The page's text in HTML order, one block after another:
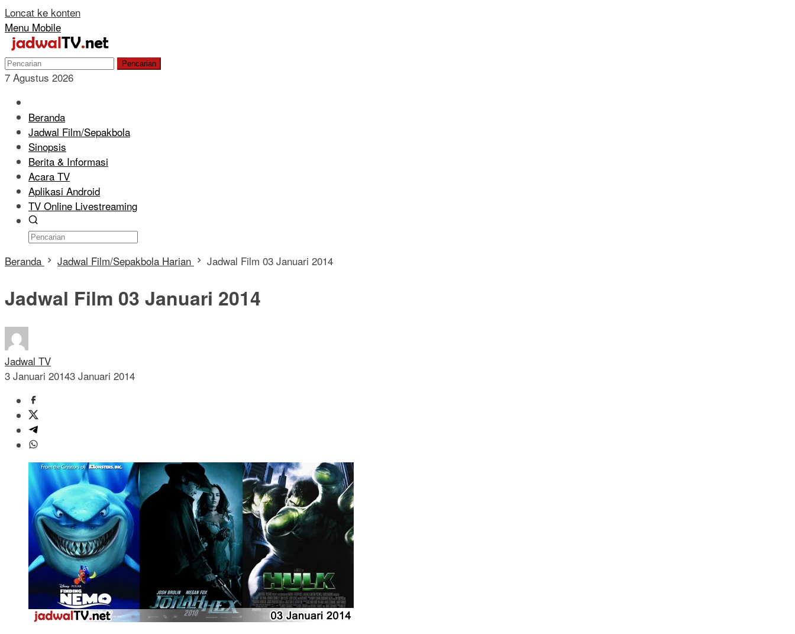
Loncat ke konten
Menu Mobile
Pencarian
7 Agustus 2026
Beranda
Jadwal Film/Sepakbola
Sinopsis
Berita & Informasi
Acara TV
Aplikasi Android
TV Online Livestreaming
Beranda Jadwal Film/Sepakbola Harian Jadwal Film 03 Januari 2014
Jadwal Film 03 Januari 2014
Jadwal TV
3 Januari 20143 Januari 2014